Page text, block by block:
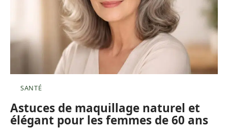
SANTÉ
Astuces de maquillage naturel et
élégant pour les femmes de 60 ans